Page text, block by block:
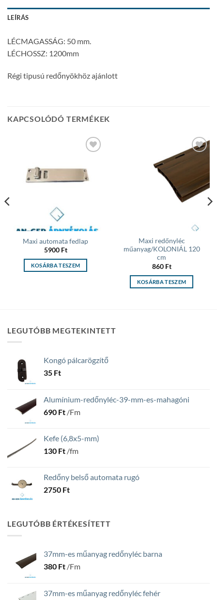
LEÍRÁS
LÉCMAGASSÁG: 50 mm.
LÉCHOSSZ: 1200mm
Régi tipusú redőnyökhöz ajánlott
KAPCSOLÓDÓ TERMÉKEK
Maxi automata fedlap
5900 Ft
KOSÁRBA TESZEM
Maxi redőnyléc
műanyag/KOLONIÁL 120
cm
860 Ft
KOSÁRBA TESZEM
LEGUTÓBB MEGTEKINTETT
Kongó pálcarögzítő
35 Ft
Alumínium-redőnyléc-39-mm-es-mahagóni
690 Ft /Fm
Kefe (6,8x5-mm)
130 Ft /fm
Redőny belső automata rugó
2750 Ft
LEGUTÓBB ÉRTÉKESÍTETT
37mm-es műanyag redőnyléc barna
380 Ft /Fm
37mm-es műanyag redőnyléc fehér